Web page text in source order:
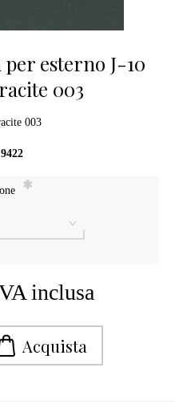
esterno J-10
003
003
9422
*
inclusa